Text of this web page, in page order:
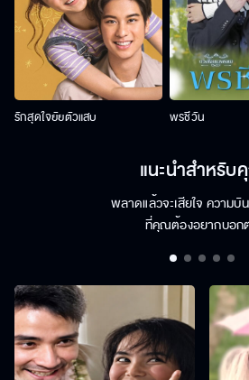
รักสุดใจยัยตัวแสบ พรชีวัน
แนะนำสำหรับ
พลาดแล้วจะเสียใจ ความบั
ที่คุณต้องอยากบอก